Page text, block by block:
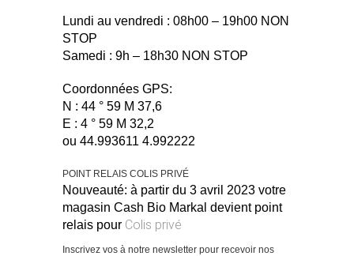
Lundi au vendredi : 08h00 – 19h00 NON
STOP
Samedi : 9h – 18h30 NON STOP
Coordonnées GPS:
N : 44 ° 59 M 37,6
E : 4 ° 59 M 32,2
ou 44.993611 4.992222
POINT RELAIS COLIS PRIVÉ
Nouveauté: à partir du 3 avril 2023 votre
magasin Cash Bio Markal devient point
relais pour Colis privé
Inscrivez vos à notre newsletter pour recevoir nos